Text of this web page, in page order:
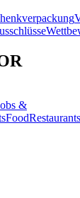
&
FoodRestaurants